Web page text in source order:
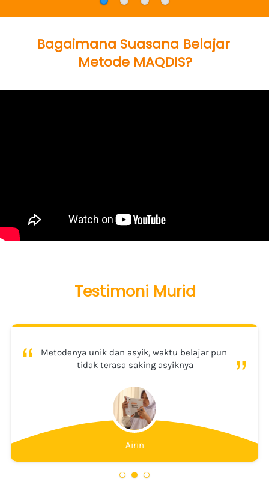
Bagaimana Suasana Belajar
Metode MAQDIS?
Testimoni Murid
“
Metodenya unik dan asyik, waktu belajar pun
tidak terasa saking asyiknya
“
Airin